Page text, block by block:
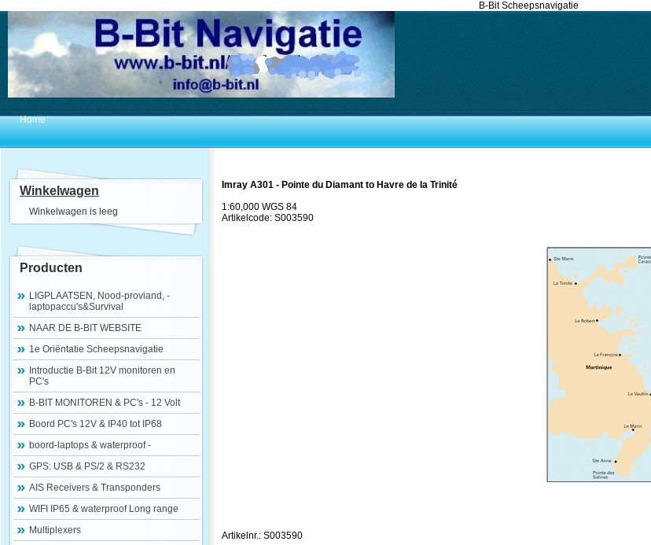
B-Bit Scheepsnavigatie
Home
Winkelwagen
Winkelwagen is leeg
Producten
LIGPLAATSEN, Nood-proviand, -
laptopaccu's&Survival
NAAR DE B-BIT WEBSITE
1e Oriëntatie Scheepsnavigatie
Introductie B-Bit 12V monitoren en
PC's
B-BIT MONITOREN & PC's - 12 Volt
Boord PC's 12V & IP40 tot IP68
boord-laptops & waterproof -
GPS: USB & PS/2 & RS232
AIS Receivers & Transponders
WIFI IP65 & waterproof Long range
Multiplexers
Imray A301 - Pointe du Diamant to Havre de la Trinité
1:60,000 WGS 84
Artikelcode: S003590
Artikelnr.: S003590